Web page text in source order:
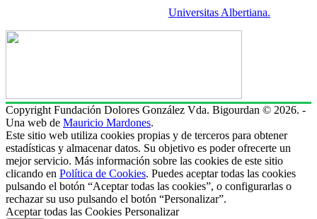
Universitas Albertiana.
Copyright Fundación Dolores González Vda. Bigourdan © 2026. -
Una web de Mauricio Mardones.
Este sitio web utiliza cookies propias y de terceros para obtener
estadísticas y almacenar datos. Su objetivo es poder ofrecerte un
mejor servicio. Más información sobre las cookies de este sitio
clicando en Política de Cookies. Puedes aceptar todas las cookies
pulsando el botón “Aceptar todas las cookies”, o configurarlas o
rechazar su uso pulsando el botón “Personalizar”.
Aceptar todas las Cookies Personalizar